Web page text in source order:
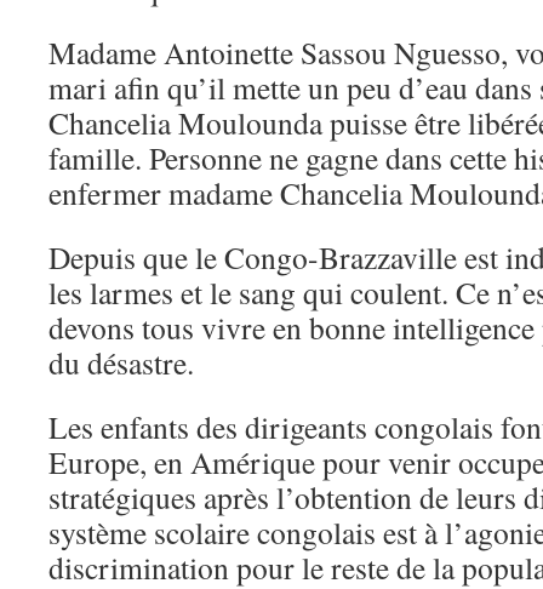
Madame Antoinette Sassou Nguesso,
mari afin qu’il mette un peu d’eau
Chancelia Moulounda puisse être
famille. Personne ne gagne dans cette
enfermer madame Chancelia
Depuis que le Congo-Brazzaville est
les larmes et le sang qui coulent. Ce
devons tous vivre en bonne
du désastre.
Les enfants des dirigeants congolais
Europe, en Amérique pour venir
stratégiques après l’obtention de leurs
système scolaire congolais est à
discrimination pour le reste de la